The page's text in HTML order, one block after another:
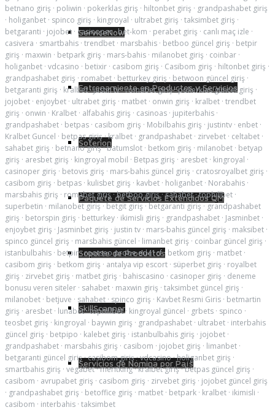
ServiceNow
Entrenamiento en Productos y Servicios
Soterion
Paquete de Servicios Extendidos QM
Soporte de Productos
SkillScanner
Servicios de Nómina por País
betnano giriş · poliwin · pokerklas giriş · hiltonbet giriş · grandpashabet giriş
· holiganbet · spinco giriş · kingroyal · ultrabet giriş · taksimbet giriş ·
betgaranti · jojobet · casinoper·bet-kom · perabet giriş · canlı maç izle ·
casivera · smartbahis · trendbet · marsbahis · betboo güncel giriş · betpir
giriş · maxwin · betpark giriş · mars-bahis · milanobet giriş · coinbar ·
holiganbet · vdcasino · betixir · casibom giriş · Casibom giriş · hiltonbet giriş ·
grandpashabet giriş · romabet · betturkey giriş · betwoon güncel giriş ·
betgaranti giriş · kralbet·justin tv·romabet giriş·pokerklas güncel giriş ·
jojobet · enjoybet · ultrabet giriş · matbet · onwin giriş · kralbet · trendbet
giriş · onwin · Kralbet · alfabahis giriş · casinoas · jupiterbahis ·
grandpashabet · betpas · casibom giriş · Mobilbahis giriş · justintv · enbet ·
Kralbet Guncel · betpas giriş·kralbet · grandpashabet · zirvebet · celtabet ·
sahabet giriş · betnano giriş·batumslot · betkom giriş · milanobet · betyap
giriş · aresbet giriş · kingroyal mobil · Betpas giriş · aresbet · kingroyal ·
casinoper giriş · betovis giriş · mars-bahis güncel giriş · cratosroyalbet giriş ·
casibom giriş · betpas · kulisbet giriş · kavbet · holiganbet · Norabahis ·
marsbahis giriş · romabet giriş·betboo giriş·sahabet·tophillbet ·
superbetin · milanobet giriş·betgit giriş·betgaranti giriş·grandpashabet
giriş · betorspin giriş · betturkey · ikimisli giriş · grandpashabet · Jasminbet ·
enjoybet giriş · Jasminbet giriş · justin tv · mars-bahis güncel giriş · maksibet ·
spinco güncel giriş · marsbahis güncel · limanbet giriş · coinbar güncel giriş ·
istanbulbahis · betpir·rootseo probe ed41cf· betkom giriş · matbet ·
casibom giriş · betkom giriş · antalya vip escort · süperbet giriş · royalbet
giriş · zirvebet giriş · matbet giriş · bahiscasino · casinoper giriş · deneme
bonusu veren siteler · sahabet · maxwin giriş · taksimbet güncel giriş ·
milanobet · betjuve · sahabet · spinco giriş · Kavbet Resmi Giris · betmartin
giriş · aresbet · lunabet·tophillbet· kingroyal güncel · grbets · spinco ·
teosbet giriş · kingroyal · baywin giriş · grandpashabet · ultrabet · interbahis
güncel giriş · betpipo · kalebet giriş · istanbulbahis giriş · jojobet ·
grandpashabet · marsbahis giriş · casibom · jojobet giriş · limanbet ·
betgaranti güncel giriş·casibom giriş·vdcasino·holiganbet giriş ·
smartbahis giriş · vegabet·meritking·kralbet giriş·betpas güncel giriş ·
casibom · avrupabet giriş · casibom giriş · zirvebet giriş · jojobet güncel giriş
· grandpashabet giriş · betoffice giriş · matbet · betpark · kralbet · ikimisli ·
casibom · interbahis · taksimbet